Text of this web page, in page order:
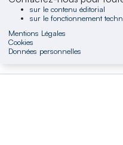
sur le contenu éditorial
sur le fonctionnement
Mentions Légales
Cookies
Données personnelles